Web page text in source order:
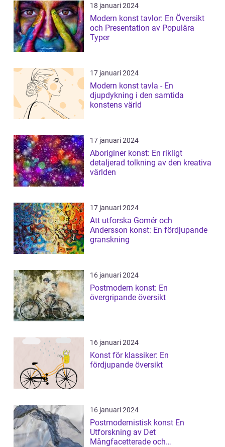
18 januari 2024
Modern konst tavlor: En Översikt
och Presentation av Populära
Typer
17 januari 2024
Modern konst tavla - En
djupdykning i den samtida
konstens värld
17 januari 2024
Aboriginer konst: En rikligt
detaljerad tolkning av den kreativa
världen
17 januari 2024
Att utforska Gomér och
Andersson konst: En fördjupande
granskning
16 januari 2024
Postmodern konst: En
övergripande översikt
16 januari 2024
Konst för klassiker: En
fördjupande översikt
16 januari 2024
Postmodernistisk konst En
Utforskning av Det
Mångfacetterade och